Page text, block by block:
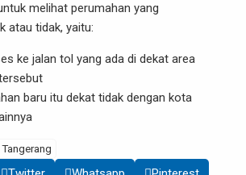
melihat perumahan yang
atau tidak, yaitu:
ke jalan tol yang ada di dekat area
baru itu dekat tidak dengan kota